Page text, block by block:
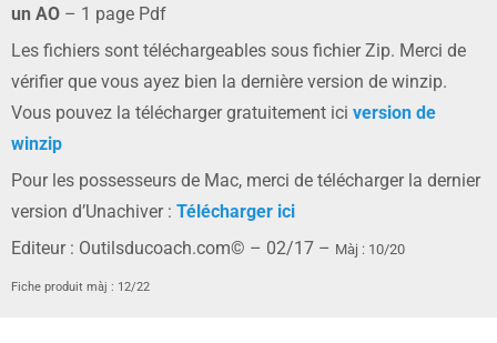
un AO – 1 page Pdf
Les fichiers sont téléchargeables sous fichier Zip. Merci de
vérifier que vous ayez bien la dernière version de winzip.
Vous pouvez la télécharger gratuitement ici version de
winzip
Pour les possesseurs de Mac, merci de télécharger la dernier
version d’Unachiver : Télécharger ici
Editeur : Outilsducoach.com© – 02/17 – Màj : 10/20
Fiche produit màj : 12/22